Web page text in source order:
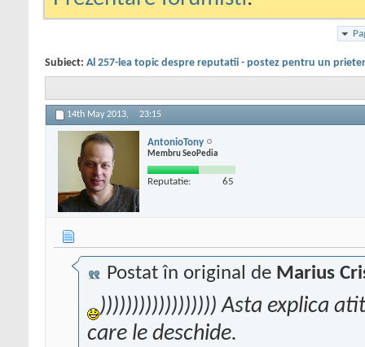
Subiect: Al 257-lea topic despre reputatii - postez pentru un
14th May 2013, 23:15
AntonioTony
Membru SeoPedia
Reputatie: 65
Postat în original de Marius
)))))))))))))))))) Asta explica
care le deschide.